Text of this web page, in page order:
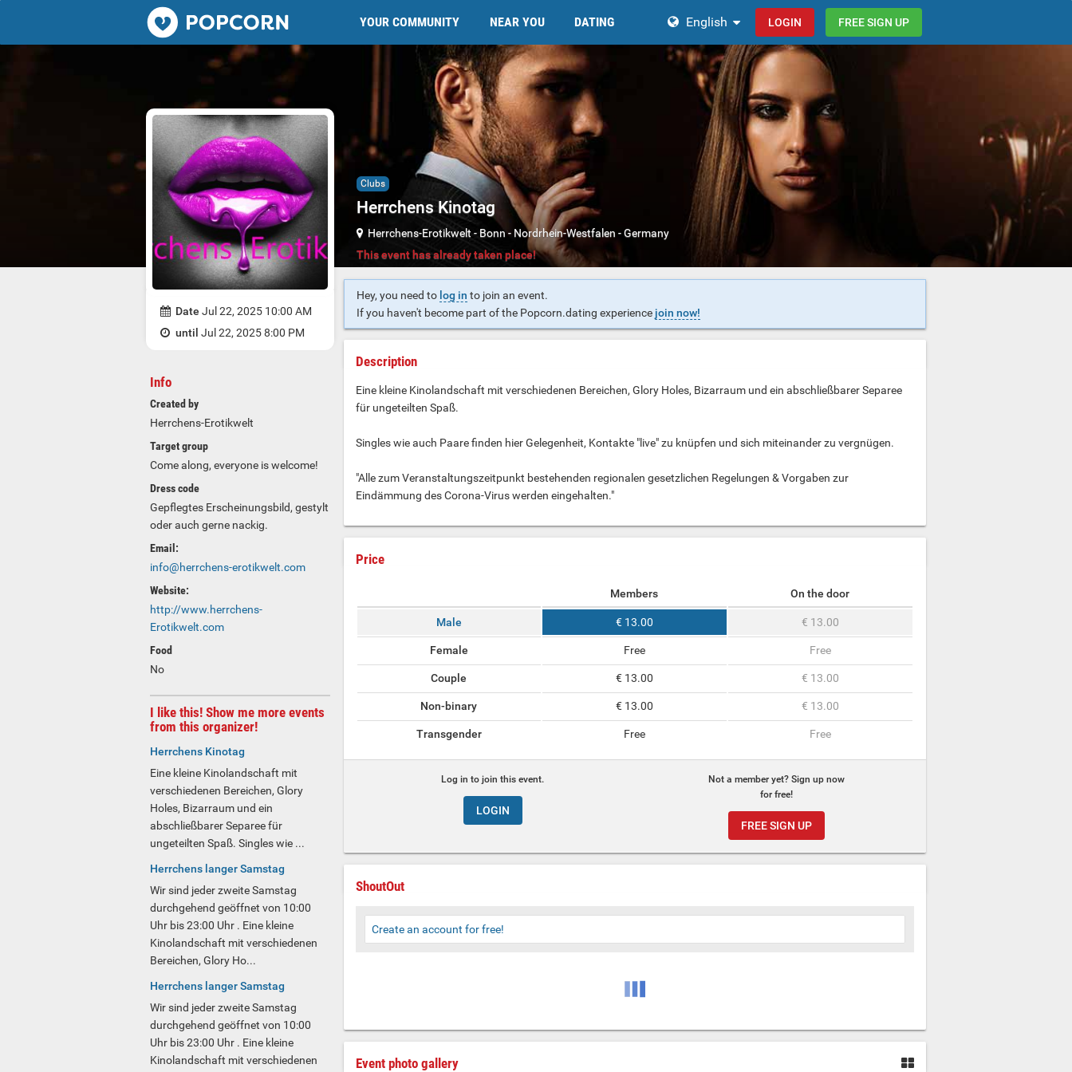
Popcorn.dating YOUR COMMUNITY NEAR YOU DATING English LOGIN FREE SIGN UP
Clubs
Herrchens Kinotag
Herrchens-Erotikwelt - Bonn- Nordrhein-Westfalen -Germany
This event has already taken place!
Date Jul 22, 2025 10:00 AM
until Jul 22, 2025 8:00 PM
Info
Created by
Herrchens-Erotikwelt
Target group
Come along, everyone is welcome!
Dress code
Gepflegtes Erscheinungsbild, gestylt
oder auch gerne nackig.
Email:
info@herrchens-erotikwelt.com
Website:
http://www.herrchens-
Erotikwelt.com
Food
No
Hey, you need to log in to join an event.
If you haven't become part of the Popcorn.dating experience join now!
Description
Eine kleine Kinolandschaft mit verschiedenen Bereichen, Glory Holes, Bizarraum und ein abschließbarer Separee
für ungeteilten Spaß.
Singles wie auch Paare finden hier Gelegenheit, Kontakte "live" zu knüpfen und sich miteinander zu vergnügen.
"Alle zum Veranstaltungszeitpunkt bestehenden regionalen gesetzlichen Regelungen & Vorgaben zur
Eindämmung des Corona-Virus werden eingehalten."
Price
Members On the door
Male € 13.00 € 13.00
Female Free Free
Couple € 13.00 € 13.00
Non-binary € 13.00 € 13.00
Transgender Free Free
Log in to join this event.
LOGIN
Not a member yet? Sign up now
for free!
FREE SIGN UP
ShoutOut
Create an account for free!
Event photo gallery
I like this! Show me more events
from this organizer!
Herrchens Kinotag
Eine kleine Kinolandschaft mit
verschiedenen Bereichen, Glory
Holes, Bizarraum und ein
abschließbarer Separee für
ungeteilten Spaß. Singles wie ...
Herrchens langer Samstag
Wir sind jeder zweite Samstag
durchgehend geöffnet von 10:00
Uhr bis 23:00 Uhr . Eine kleine
Kinolandschaft mit verschiedenen
Bereichen, Glory Ho...
Herrchens langer Samstag
Wir sind jeder zweite Samstag
durchgehend geöffnet von 10:00
Uhr bis 23:00 Uhr . Eine kleine
Kinolandschaft mit verschiedenen